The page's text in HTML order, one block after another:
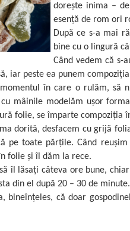
dorește inima –
esență de rom ori
După ce s-a mai
bine cu o lingură
Când vedem că s-
iar peste ea punem
în care o rulăm, să
mâinile modelăm ușor
folie, se împarte compoziția
dorită, desfacem cu grijă
pe toate părțile. Când
folie și îl dăm la rece.
îl lăsați câteva ore bune,
din el după 20 – 30 de minute.
bineînțeles, că doar